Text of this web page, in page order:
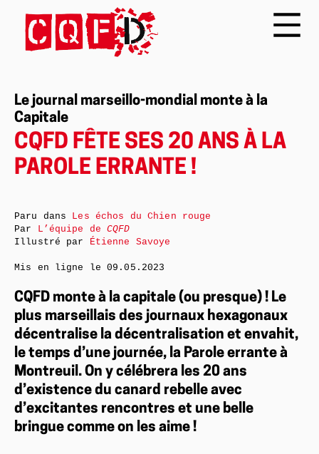
Le journal marseillo-mondial monte à la
Capitale
CQFD FÊTE SES 20 ANS À LA
PAROLE ERRANTE !
CQFD monte à la capitale (ou presque) ! Le
plus marseillais des journaux hexagonaux
décentralise la décentralisation et envahit,
le temps d’une journée, la Parole errante à
Montreuil. On y célébrera les 20 ans
d’existence du canard rebelle avec
d’excitantes rencontres et une belle
bringue comme on les aime !
Paru dans Les échos du Chien rouge
Par L’équipe deCQFD
Illustré par Étienne Savoye
Mis en ligne le09.05.2023